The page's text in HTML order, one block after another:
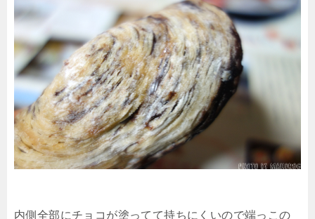
内側全部にチョコが塗ってて持ちにくいので端っこの